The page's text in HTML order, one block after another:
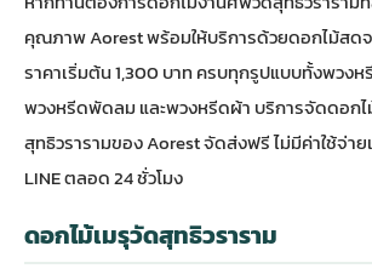
คุณภาพ Aorest พร้อมให้บริการด้วยดอกไม้สด
ราคาเริ่มต้น 1,300 บาท ครบทุกรูปแบบทั้งพวง
พวงหรีดพัดลม และพวงหรีดผ้า บริการจัดดอก
สุทธิวรารามของ Aorest จัดส่งฟรี ไม่มีค่าใช้จ่า
LINE ตลอด 24 ชั่วโมง
ดอกไม้เมรุวัดสุทธิวราราม